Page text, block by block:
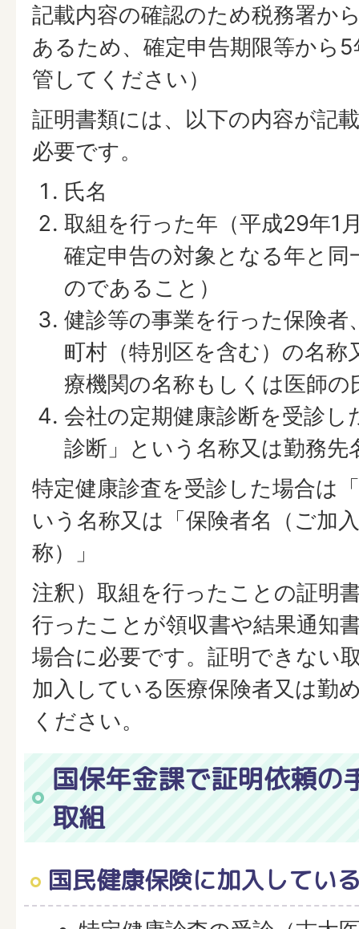
記載内容の確認のため税務署か
あるため、確定申告期限等から
管してください）
証明書類には、以下の内容が記
必要です。
氏名
取組を行った年（平成29年1
確定申告の対象となる年と
のであること）
健診等の事業を行った保険者
町村（特別区を含む）の名称
療機関の名称もしくは医師の
会社の定期健康診断を受診し
診断」という名称又は勤務先
特定健康診査を受診した場合は
いう名称又は「保険者名（ご加
称）」
注釈）取組を行ったことの証明
行ったことが領収書や結果通知
場合に必要です。証明できない
加入している医療保険者又は勤
ください。
国保年金課で証明依頼の
取組
国民健康保険に加入してい